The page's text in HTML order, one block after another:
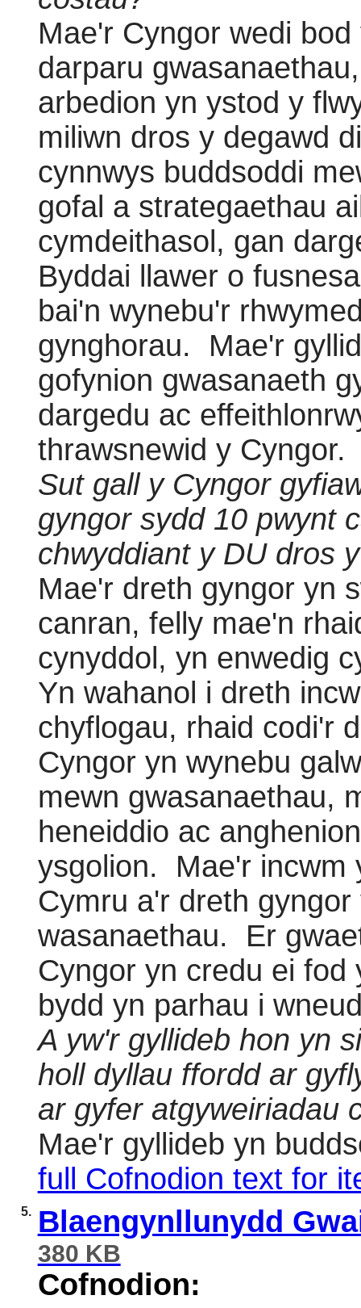
Mae'r Cyngor wedi
darparu
arbedion yn ystod y
miliwn dros y degawd
cynnwys buddsoddi
gofal a strategaethau
cymdeithasol, gan
Byddai llawer o
bai'n wynebu'r
gynghorau.
Mae'r
gofynion gwasanaeth
dargedu ac
thrawsnewid y Cyngor.
Sut gall y Cyngor
gyngor sydd 10 pwynt
chwyddiant y DU dros
Mae'r dreth gyngor yn
canran, felly mae'n
cynyddol, yn enwedig
Yn wahanol i dreth
chyflogau, rhaid codi'r
Cyngor yn wynebu
mewn gwasanaethau,
heneiddio ac
ysgolion.
Mae'r incwm
Cymru a'r dreth
wasanaethau.
Er
Cyngor yn credu ei
bydd yn parhau i
A yw'r gyllideb hon yn
holl dyllau ffordd ar
ar gyfer atgyweiriadau
Mae'r gyllideb yn
full Cofnodion text for
5. Blaengynllunydd
380 KB
Cofnodion: